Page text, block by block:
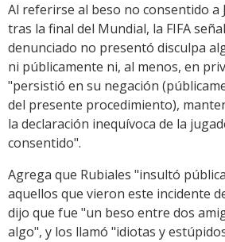
Al referirse al beso no consentido a
tras la final del Mundial, la FIFA
denunciado no presentó disculpa
ni públicamente ni, al menos, en
"persistió en su negación
del presente procedimiento),
la declaración inequívoca de la
consentido".
Agrega que Rubiales "insultó
aquellos que vieron este incidente
dijo que fue "un beso entre dos
algo", y los llamó "idiotas y